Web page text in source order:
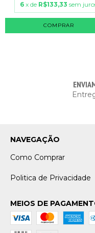
6 x de R$133,33 sem
COMPRAR
NAVEGAÇÃO
Como Comprar
Politica de Privacidade
MEIOS DE